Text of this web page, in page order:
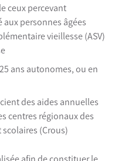
ceux percevant
personnes âgées
vieillesse (ASV)
ans autonomes, ou en
des aides annuelles
centres régionaux des
(Crous)